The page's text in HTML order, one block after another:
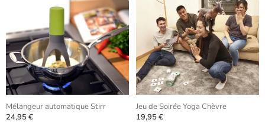
Mélangeur automatique Stirr
24,95 €
Jeu de Soirée Yoga Chèvre
19,95 €